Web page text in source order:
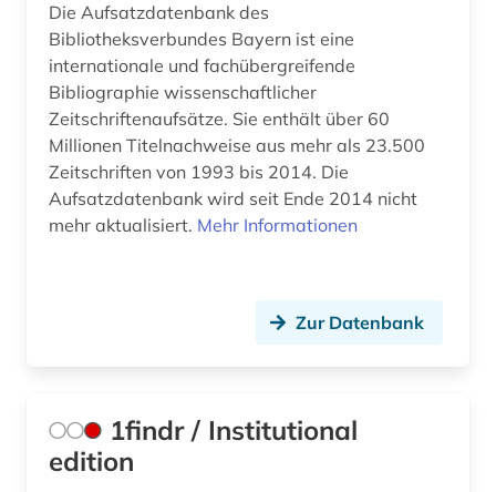
Die Aufsatzdatenbank des
Bibliotheksverbundes Bayern ist eine
internationale und fachübergreifende
Bibliographie wissenschaftlicher
Zeitschriftenaufsätze. Sie enthält über 60
Millionen Titelnachweise aus mehr als 23.500
Zeitschriften von 1993 bis 2014. Die
Aufsatzdatenbank wird seit Ende 2014 nicht
mehr aktualisiert. Mehr Informationen
Zur Datenbank
1findr / Institutional
edition